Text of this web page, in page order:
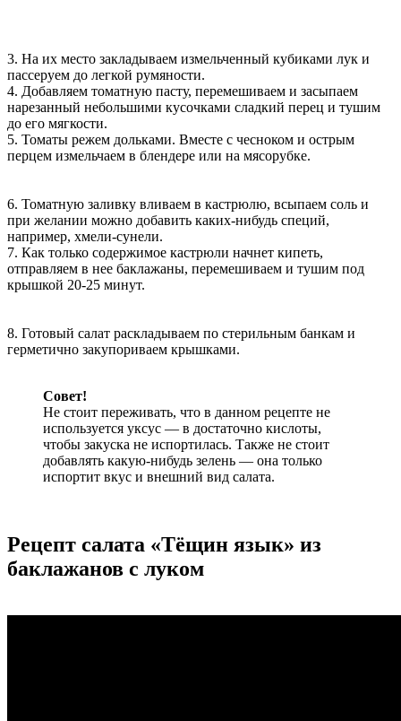
3. На их место закладываем измельченный кубиками лук и
пассеруем до легкой румяности.
4. Добавляем томатную пасту, перемешиваем и засыпаем
нарезанный небольшими кусочками сладкий перец и тушим
до его мягкости.
5. Томаты режем дольками. Вместе с чесноком и острым
перцем измельчаем в блендере или на мясорубке.
6. Томатную заливку вливаем в кастрюлю, всыпаем соль и
при желании можно добавить каких-нибудь специй,
например, хмели-сунели.
7. Как только содержимое кастрюли начнет кипеть,
отправляем в нее баклажаны, перемешиваем и тушим под
крышкой 20-25 минут.
8. Готовый салат раскладываем по стерильным банкам и
герметично закупориваем крышками.
Совет!
Не стоит переживать, что в данном рецепте не
используется уксус — в достаточно кислоты,
чтобы закуска не испортилась. Также не стоит
добавлять какую-нибудь зелень — она только
испортит вкус и внешний вид салата.
Рецепт салата «Тёщин язык» из
баклажанов с луком